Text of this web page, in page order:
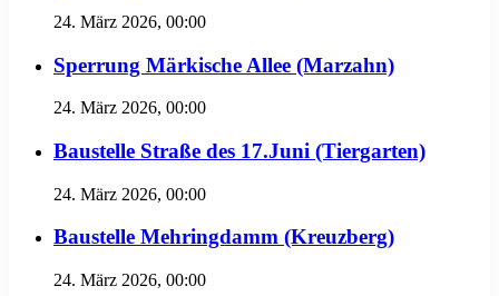
24. März 2026, 00:00
Sperrung Märkische Allee (Marzahn)
24. März 2026, 00:00
Baustelle Straße des 17.Juni (Tiergarten)
24. März 2026, 00:00
Baustelle Mehringdamm (Kreuzberg)
24. März 2026, 00:00